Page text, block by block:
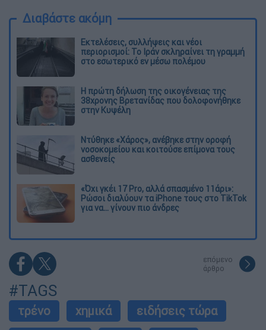
Διαβάστε ακόμη
Εκτελέσεις, συλλήψεις και νέοι
περιορισμοί: Το Ιράν σκληραίνει τη γραμμή
στο εσωτερικό εν μέσω πολέμου
Η πρώτη δήλωση της οικογένειας της
38χρονης Βρετανίδας που δολοφονήθηκε
στην Κυψέλη
Ντύθηκε «Χάρος», ανέβηκε στην οροφή
νοσοκομείου και κοιτούσε επίμονα τους
ασθενείς
«Όχι γκέι 17 Pro, αλλά σπασμένο 11άρι»:
Ρώσοι διαλύουν τα iPhone τους στο TikTok
για να... γίνουν πιο άνδρες
επόμενο
άρθρο
#TAGS
τρένο χημικά
ειδήσεις τώρα